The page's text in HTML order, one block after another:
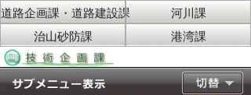
道路企画課・道路建設課
河川課
治山砂防課
港湾課